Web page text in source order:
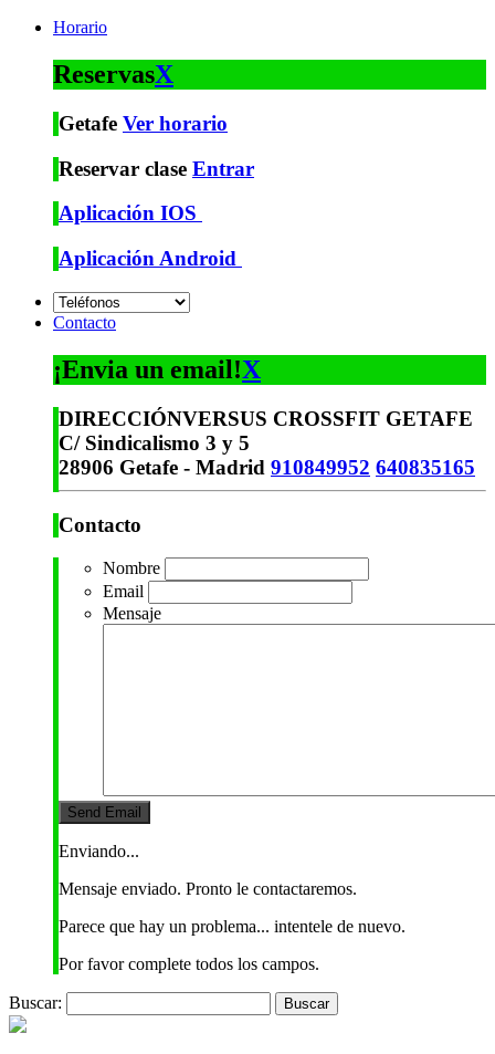
Horario
ReservasX
Getafe Ver horario
Reservar clase Entrar
Aplicación IOS
Aplicación Android
Contacto
¡Envia un email!X
DIRECCIÓNVERSUS CROSSFIT GETAFE
C/ Sindicalismo 3 y 5
28906 Getafe - Madrid 910849952 640835165
Contacto
Nombre
Email
Mensaje
Enviando...
Mensaje enviado. Pronto le contactaremos.
Parece que hay un problema... intentele de nuevo.
Por favor complete todos los campos.
Buscar: